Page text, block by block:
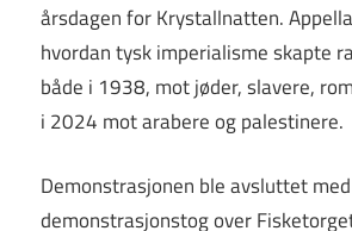
årsdagen for Krystallnatten.
hvordan tysk imperialisme skapte
både i 1938, mot jøder, slavere,
i 2024 mot arabere og palestinere.
Demonstrasjonen ble avsluttet
demonstrasjonstog over